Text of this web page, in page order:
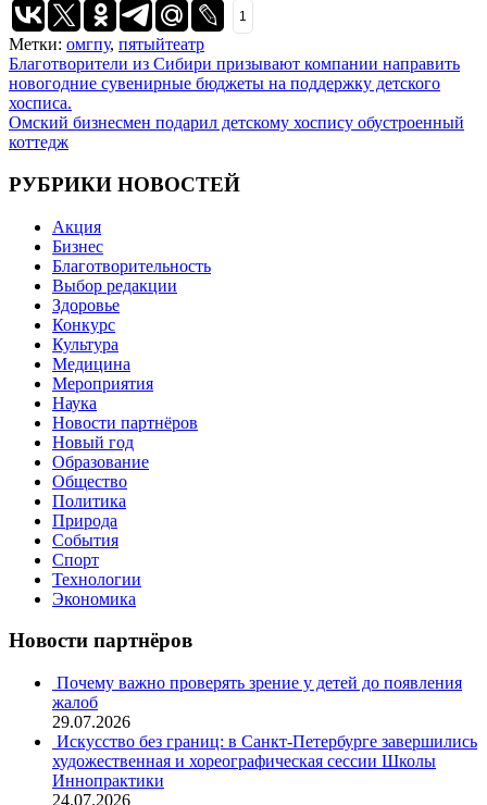
1
Метки: омгпу, пятыйтеатр
Навигация
по
записям
Благотворители из Сибири призывают компании направить
новогодние сувенирные бюджеты на поддержку детского
хосписа.
Омский бизнесмен подарил детскому хоспису обустроенный
коттедж
РУБРИКИ НОВОСТЕЙ
Акция
Бизнес
Благотворительность
Выбор редакции
Здоровье
Конкурс
Культура
Медицина
Мероприятия
Наука
Новости партнёров
Новый год
Образование
Общество
Политика
Природа
События
Спорт
Технологии
Экономика
Новости партнёров
Почему важно проверять зрение у детей до появления
жалоб
29.07.2026
Искусство без границ: в Санкт-Петербурге завершились
художественная и хореографическая сессии Школы
Иннопрактики
24.07.2026